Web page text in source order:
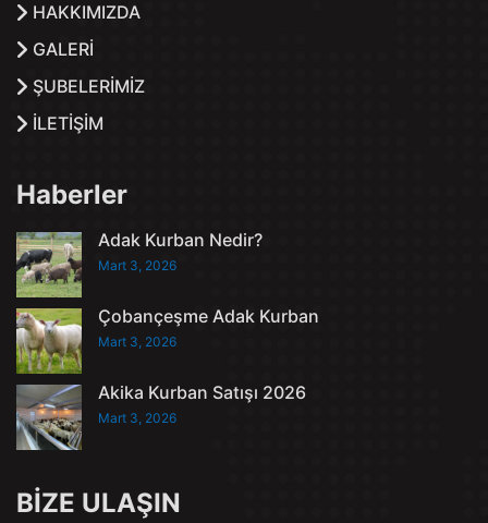
HAKKIMIZDA
GALERİ
ŞUBELERİMİZ
İLETİŞİM
Haberler
Adak Kurban Nedir?
Mart 3, 2026
Çobançeşme Adak Kurban
Mart 3, 2026
Akika Kurban Satışı 2026
Mart 3, 2026
BİZE ULAŞIN